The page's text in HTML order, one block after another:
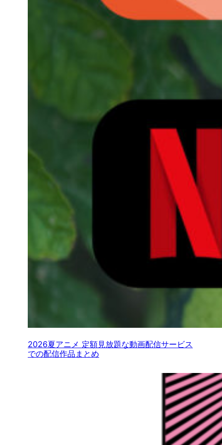
2026夏アニメ 定額見放題な動画配信サービス
での配信作品まとめ